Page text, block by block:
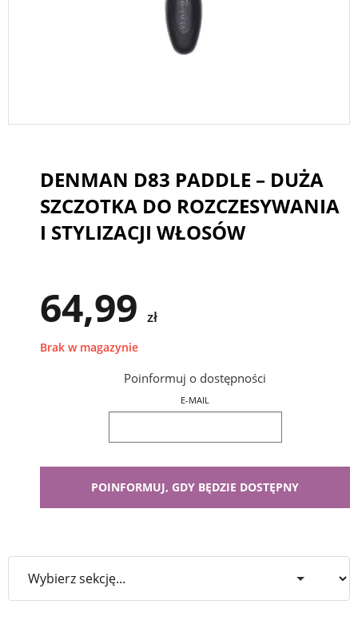
DENMAN D83 PADDLE – DUŻA
SZCZOTKA DO ROZCZESYWANIA
I STYLIZACJI WŁOSÓW
64,99 zł
Brak w magazynie
Poinformuj o dostępności
E-MAIL